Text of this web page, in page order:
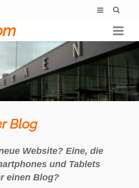
Blog
Website? Eine, die
und Tablets
einen Blog?